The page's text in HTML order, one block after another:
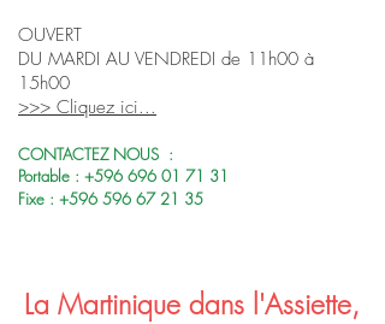
OUVERT
DU MARDI AU VENDREDI de 11h00 à
15h00
>>> Cliquez ici...
CONTACTEZ NOUS :
Portable : +596 696 01 71 31
Fixe : +596 596 67 21 35
La Martinique dans l'Assiette,